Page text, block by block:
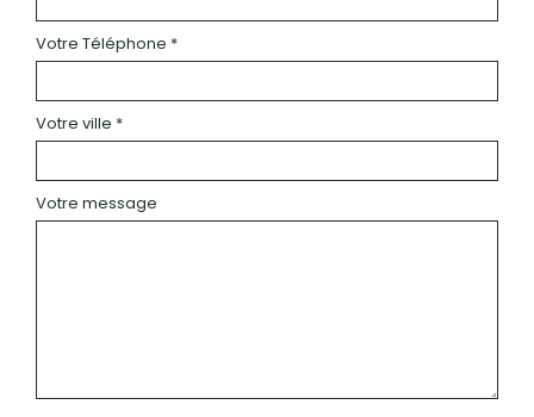
Votre Téléphone *
Votre ville *
Votre message